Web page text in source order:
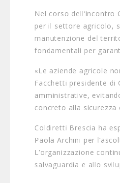
Nel corso
per il settore agricolo,
manutenzione del
fondamentali per
«Le aziende agricole
Facchetti presidente
amministrative,
concreto alla sicurezza
Coldiretti Brescia ha
Paola Archini per
L’organizzazione
salvaguardia e allo